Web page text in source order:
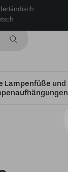
Lampenfüße und